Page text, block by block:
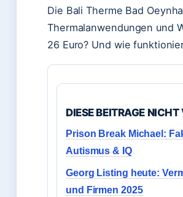
Die Bali Therme Bad
Thermalanwendungen und
26 Euro? Und wie
DIESE BEITRAGE NICHT
Prison Break Michael:
Autismus & IQ
Georg Listing heute:
und Firmen 2025